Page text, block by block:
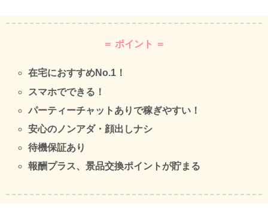
＝ ポイント ＝
在宅におすすめNo.1！
スマホでできる！
パーティーチャットありで稼ぎやすい！
安心のノンアダ・顔出しナシ
待機保証あり
報酬プラス、景品交換ポイントが貯まる